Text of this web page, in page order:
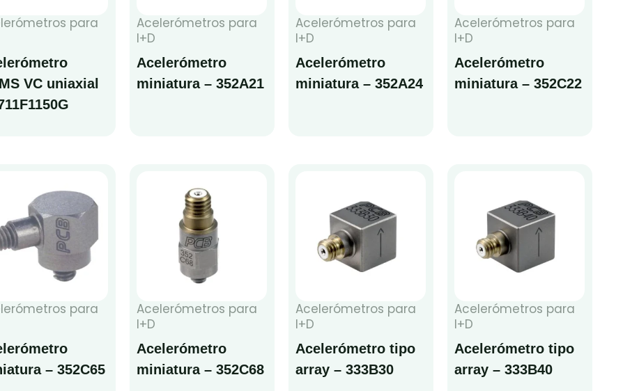
para
VC uniaxial
Acelerómetros para
I+D
Acelerómetro
miniatura – 352A21
Acelerómetros para
I+D
Acelerómetro
miniatura – 352A24
Acelerómetros para
I+D
Acelerómetro
miniatura – 352C22
para
– 352C65
Acelerómetros para
I+D
Acelerómetro
miniatura – 352C68
Acelerómetros para
I+D
Acelerómetro tipo
array – 333B30
Acelerómetros para
I+D
Acelerómetro tipo
array – 333B40